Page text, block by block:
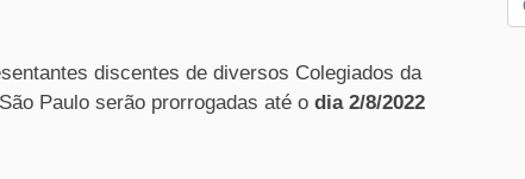
discentes de diversos Colegiados da
Paulo serão prorrogadas até o dia 2/8/2022